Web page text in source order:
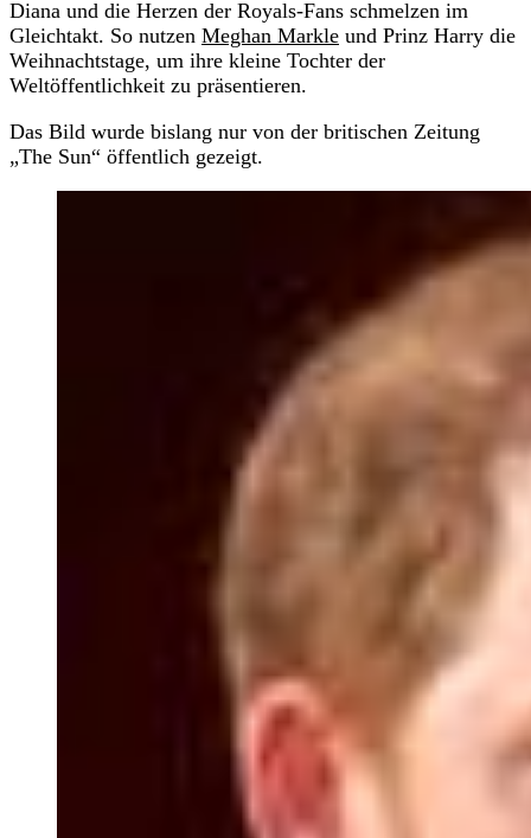
Diana und die Herzen der Royals-Fans schmelzen im
Gleichtakt. So nutzen Meghan Markle und Prinz Harry die
Weihnachtstage, um ihre kleine Tochter der
Weltöffentlichkeit zu präsentieren.
Das Bild wurde bislang nur von der britischen Zeitung
„The Sun“ öffentlich gezeigt.